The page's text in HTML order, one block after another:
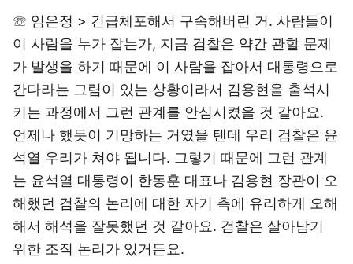
☏ 임은정 > 긴급체포해서 구속해버린 거. 사람들이
이 사람을 누가 잡는가, 지금 검찰은 약간 관할 문제
가 발생을 하기 때문에 이 사람을 잡아서 대통령으로
간다라는 그림이 있는 상황이라서 김용현을 출석시
키는 과정에서 그런 관계를 안심시켰을 것 같아요.
언제나 했듯이 기망하는 거였을 텐데 우리 검찰은 윤
석열 우리가 쳐야 됩니다. 그렇기 때문에 그런 관계
는 윤석열 대통령이 한동훈 대표나 김용현 장관이 오
해했던 검찰의 논리에 대한 자기 측에 유리하게 오해
해서 해석을 잘못했던 것 같아요. 검찰은 살아남기
위한 조직 논리가 있거든요.